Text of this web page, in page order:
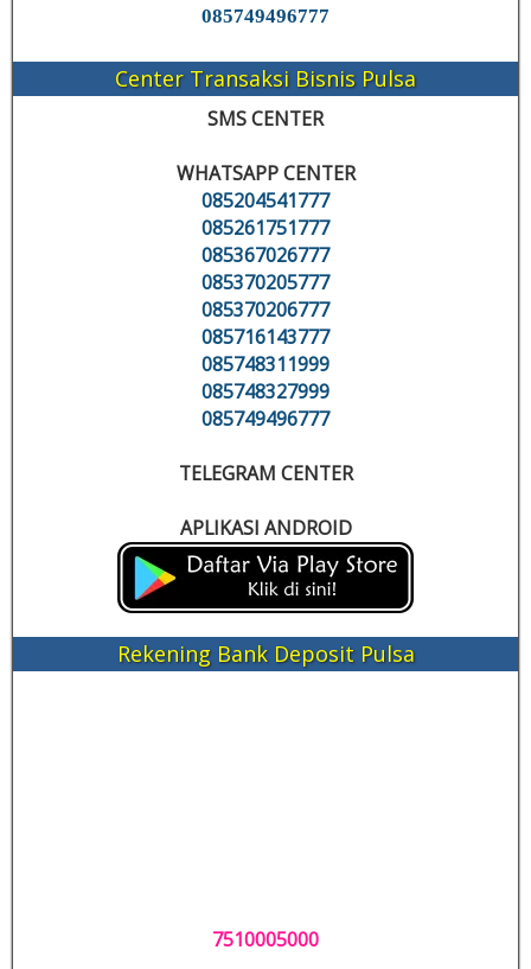
085749496777
Center Transaksi Bisnis Pulsa
SMS CENTER
WHATSAPP CENTER
085204541777
085261751777
085367026777
085370205777
085370206777
085716143777
085748311999
085748327999
085749496777
TELEGRAM CENTER
APLIKASI ANDROID
Rekening Bank Deposit Pulsa
7510005000